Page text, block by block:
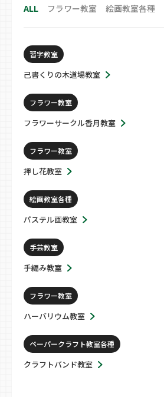
ALL
フラワー教室 絵画教室各種
習字教室
己書くりの木道場教室
フラワー教室
フラワーサークル香月教室
フラワー教室
押し花教室
絵画教室各種
パステル画教室
手芸教室
手編み教室
フラワー教室
ハーバリウム教室
ペーパークラフト教室各種
クラフトバンド教室